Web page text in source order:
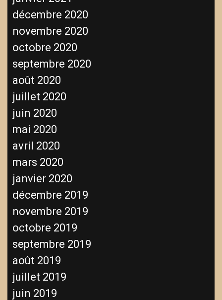
décembre 2020
novembre 2020
octobre 2020
septembre 2020
août 2020
juillet 2020
juin 2020
mai 2020
avril 2020
mars 2020
janvier 2020
décembre 2019
novembre 2019
octobre 2019
septembre 2019
août 2019
juillet 2019
juin 2019